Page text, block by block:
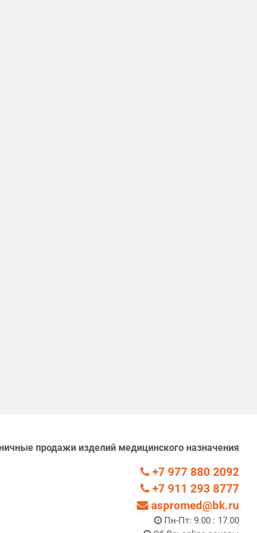
продажи изделий медицинского назначения
+7 977 880 2092
+7 911 293 8777
aspromed@bk.ru
Пн-Пт: 9.00 : 17.00